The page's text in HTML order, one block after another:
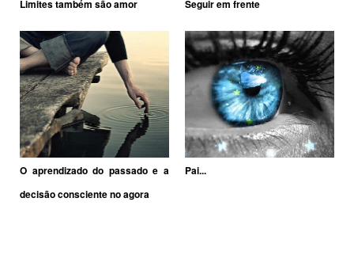
Limites também são amor Seguir em frente
O aprendizado do passado e a
decisão consciente no agora
Pai...